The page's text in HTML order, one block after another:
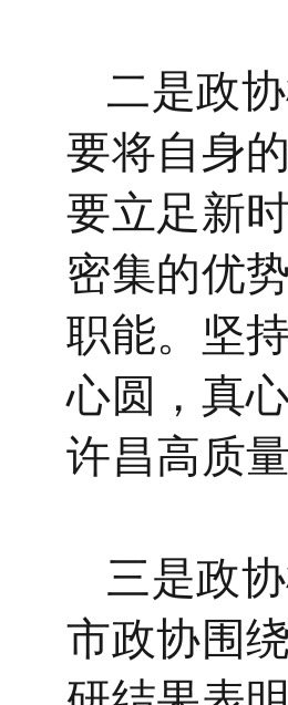
二是政
要将自身
要立足新
密集的优
职能。坚
心圆，真
许昌高质
三是政
市政协围